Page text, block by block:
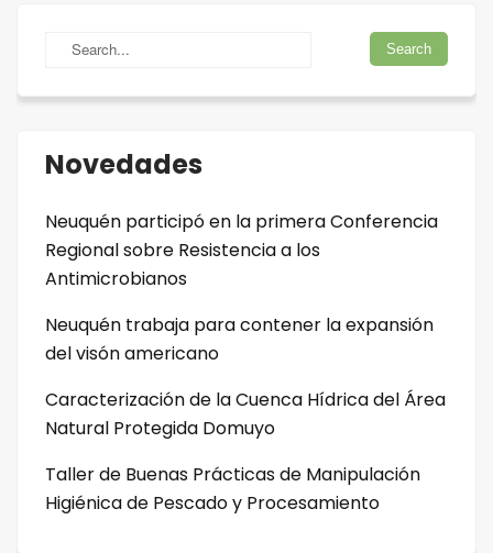
Novedades
Neuquén participó en la primera Conferencia
Regional sobre Resistencia a los
Antimicrobianos
Neuquén trabaja para contener la expansión
del visón americano
Caracterización de la Cuenca Hídrica del Área
Natural Protegida Domuyo
Taller de Buenas Prácticas de Manipulación
Higiénica de Pescado y Procesamiento